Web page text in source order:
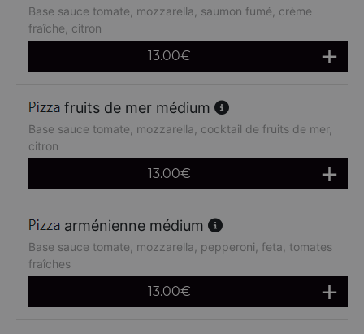
Base sauce tomate, mozzarella, saumon fumé, crème
fraîche, citron
13.00€
fruits de mer médium
Base sauce tomate, mozzarella, cocktail de fruits de mer,
citron
13.00€
arménienne médium
Base sauce tomate, mozzarella, pepperoni, feta, tomates
fraîches
13.00€